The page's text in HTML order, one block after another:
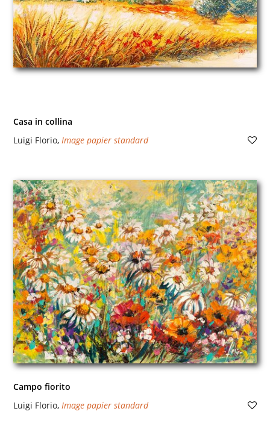
Casa in collina
Luigi Florio, Image papier standard
Campo fiorito
Luigi Florio, Image papier standard